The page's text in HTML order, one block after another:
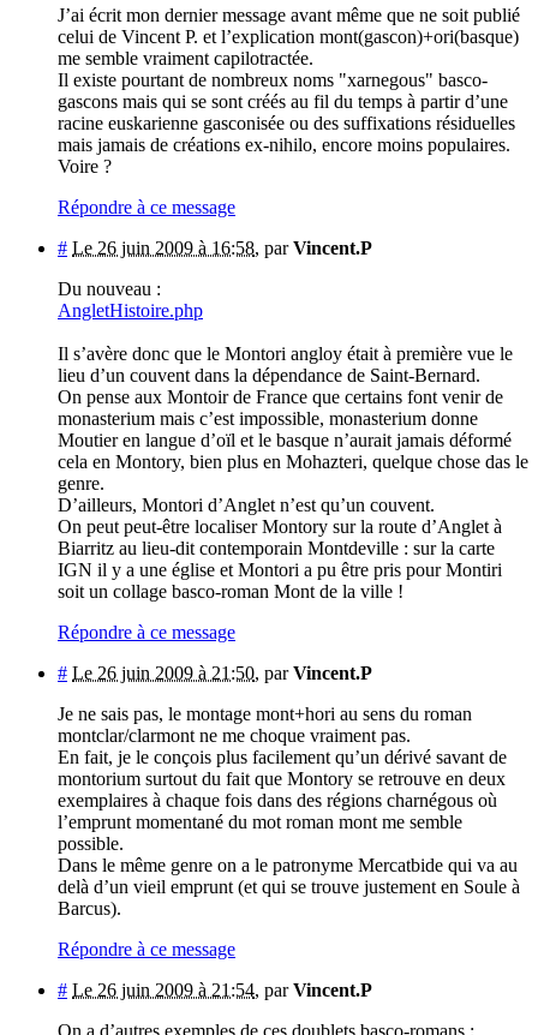
J’ai écrit mon dernier message avant même que ne soit publié
celui de Vincent P. et l’explication mont(gascon)+ori(basque)
me semble vraiment capilotractée.
Il existe pourtant de nombreux noms "xarnegous" basco-
gascons mais qui se sont créés au fil du temps à partir d’une
racine euskarienne gasconisée ou des suffixations résiduelles
mais jamais de créations ex-nihilo, encore moins populaires.
Voire ?
Répondre à ce message
# Le 26 juin 2009 à 16:58, parVincent.P
Du nouveau :
AngletHistoire.php
Il s’avère donc que le Montori angloy était à première vue le
lieu d’un couvent dans la dépendance de Saint-Bernard.
On pense aux Montoir de France que certains font venir de
monasterium mais c’est impossible, monasterium donne
Moutier en langue d’oïl et le basque n’aurait jamais déformé
cela en Montory, bien plus en Mohazteri, quelque chose das le
genre.
D’ailleurs, Montori d’Anglet n’est qu’un couvent.
On peut peut-être localiser Montory sur la route d’Anglet à
Biarritz au lieu-dit contemporain Montdeville : sur la carte
IGN il y a une église et Montori a pu être pris pour Montiri
soit un collage basco-roman Mont de la ville !
Répondre à ce message
# Le 26 juin 2009 à 21:50, parVincent.P
Je ne sais pas, le montage mont+hori au sens du roman
montclar/clarmont ne me choque vraiment pas.
En fait, je le conçois plus facilement qu’un dérivé savant de
montorium surtout du fait que Montory se retrouve en deux
exemplaires à chaque fois dans des régions charnégous où
l’emprunt momentané du mot roman mont me semble
possible.
Dans le même genre on a le patronyme Mercatbide qui va au
delà d’un vieil emprunt (et qui se trouve justement en Soule à
Barcus).
Répondre à ce message
# Le 26 juin 2009 à 21:54, parVincent.P
On a d’autres exemples de ces doublets basco-romans :